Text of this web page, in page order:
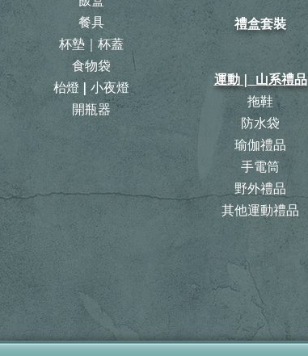
餐具
杯墊｜杯蓋
食物袋
枱燈 | 小夜燈
開瓶器
禮盒套裝
運動 | 山系禮品
拖鞋
防水袋
瑜伽禮品
手電筒
野外禮品
其他運動禮品